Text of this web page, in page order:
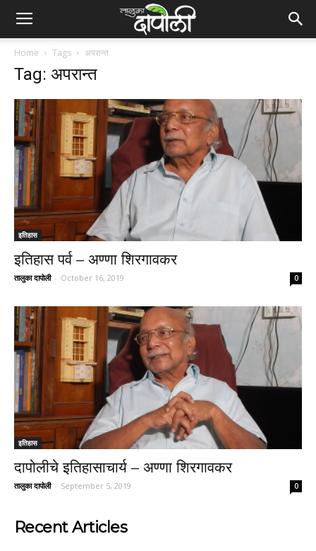
Home Tags अपरान्त
Tag: अपरान्त
इतिहास
इतिहास पर्व – अण्णा शिरगावकर
तालुका दापोली - October 16, 2019 0
इतिहास
दापोलीचे इतिहासाचार्य – अण्णा शिरगावकर
तालुका दापोली - September 5, 2019 0
Recent Articles